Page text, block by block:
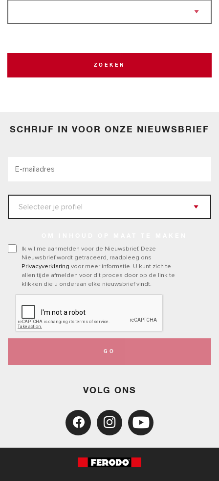
ZOEKEN
SCHRIJF IN VOOR ONZE NIEUWSBRIEF
Ik wil me aanmelden voor de Nieuwsbrief. Deze
Nieuwsbrief wordt getraceerd, raadpleeg ons
Privacyverklaring voor meer informatie. U kunt zich te
allen tijde afmelden voor dit proces door op de link te
klikken die u onderaan elke nieuwsbrief vindt.
GO
VOLG ONS